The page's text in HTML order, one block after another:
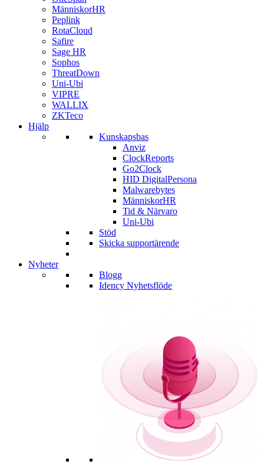
MänniskorHR
Peplink
RotaCloud
Safire
Sage HR
Sophos
ThreatDown
Uni-Ubi
VIPRE
WALLIX
ZKTeco
Hjälp
Kunskapsbas
Anviz
ClockReports
Go2Clock
HID DigitalPersona
Malwarebytes
MänniskorHR
Tid & Närvaro
Uni-Ubi
Stöd
Skicka supportärende
Nyheter
Blogg
Idency Nyhetsflöde